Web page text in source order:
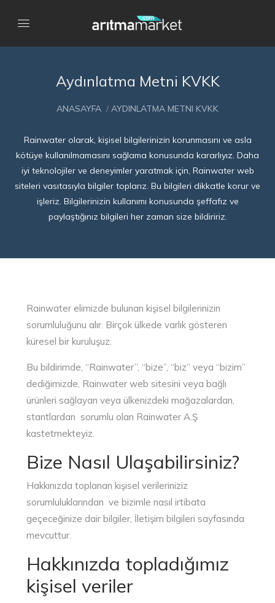
Aydınlatma Metni KVKK
ANASAYFA / AYDINLATMA METNI KVKK
Rainwater olarak, kişisel bilgilerinizin korunmasını ve asla
kötüye kullanılmamasını sağlama konusunda kararlıyız. Daha
iyi teknolojiler ve deneyimler yaratmak için, Rainwater web
siteleri vasıtasıyla bilgiler toplarız. Bu bilgileri dikkatle korur ve
işleriz. Bilgilerinizin kullanımı konusunda şeffafız ve
paylaştığınız bilgileri her zaman size bildiririz.
Rainwater elimizde bulunan kişisel bilgilerinizin
sorumluluğunu alır. Birçok ülkede varlık gösteren
küresel bir kuruluşuz.
Bu bildirimde, “Rainwater”, “bize”, “biz” veya “bizim”
dediğimizde, Rainwater web sitesini veya bağlı
ürünleri sağlayan veya ülkenizdeki mağazalardan,
stantlardan sorumlu olan Rainwater A.Ş
kastetmekteyiz.
Bize Nasıl Ulaşabilirsiniz?​
Hakkınızda toplanan kişisel verileriniziz
sorumluluklarından ve bizimle nasıl irtibata
geçeceğinize dair bilgiler, İletişim bilgileri sayfasında
mevcuttur.
Hakkınızda topladığımız
kişisel veriler​